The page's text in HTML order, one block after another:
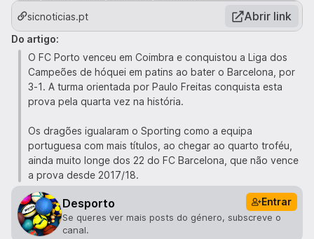
sicnoticias.pt Abrir link
Do artigo:
O FC Porto venceu em Coimbra e conquistou a Liga dos
Campeões de hóquei em patins ao bater o Barcelona, por
3-1. A turma orientada por Paulo Freitas conquista esta
prova pela quarta vez na história.
Os dragões igualaram o Sporting como a equipa
portuguesa com mais títulos, ao chegar ao quarto troféu,
ainda muito longe dos 22 do FC Barcelona, que não vence
a prova desde 2017/18.
Desporto Entrar
Se queres ver mais posts do género, subscreve o
canal.